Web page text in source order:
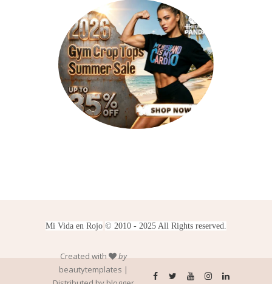
Mi Vida en Rojo © 2010 - 2025 All Rights reserved.
Created with
by
beautytemplates |